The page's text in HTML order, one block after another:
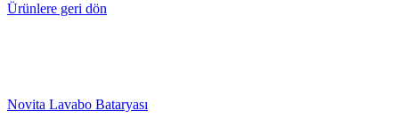
Ürünlere geri dön
Novita Lavabo Bataryası